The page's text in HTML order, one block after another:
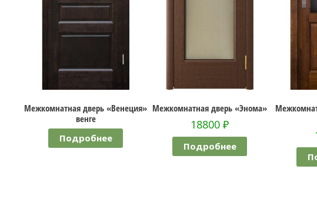
дверь «Венеция» Межкомнатная дверь «Энома»
Подробнее
Межкомнатная дверь «Фоборг»
19500
Подробнее